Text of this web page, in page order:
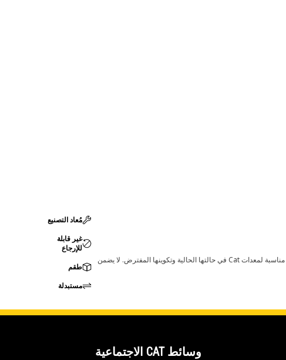
قد تؤدي أي تغييرات في ضبط الشركة المصنعة إلى عدم ملاءمة المنتج لمعدات Cat لديك. يرجى استشارة وكيل Cat لديك قبل الشراء للتأكد من أن هذه القطعة مناسبة لمعدات Cat في حالتها الحالية وتكوينها المفترض. لا يضمن
مُعاد التصنيع
غير قابلة
للإرجاع
طقم
مستبدلة
وسائط CAT الاجتماعية